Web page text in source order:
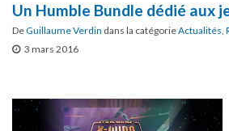
Un Humble Bundle dédié aux
DeGuillaume Verdin dans la catégorieActualités,
3 mars 2016